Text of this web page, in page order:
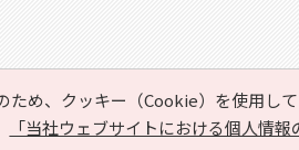
め、クッキー（Cookie）を使用し
「当社ウェブサイトにおける個人情報